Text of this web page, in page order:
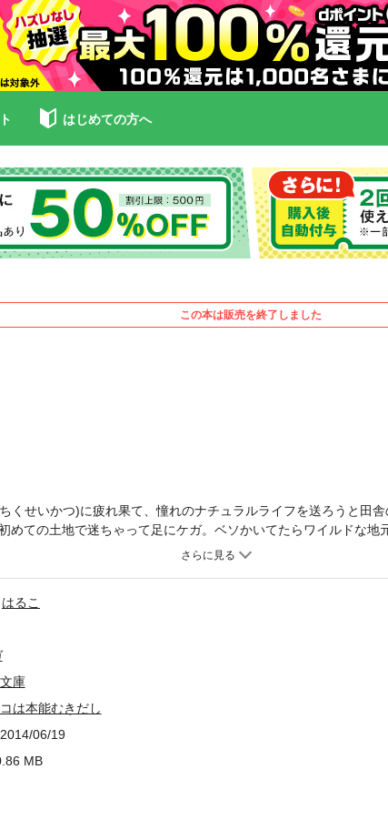
はじめての方へ
この本は販売を終了しました
くせいかつ)に疲れ果て、憧れのナチュラルライフを送ろうと田
めての土地で迷ちゃって足にケガ。ベソかいてたらワイルドな地
ううち、アヤシイ流れに…。「人肌に飢えてんだろ?」って本能む
はるこ
庫
は本能むきだし
2014/06/19
MB